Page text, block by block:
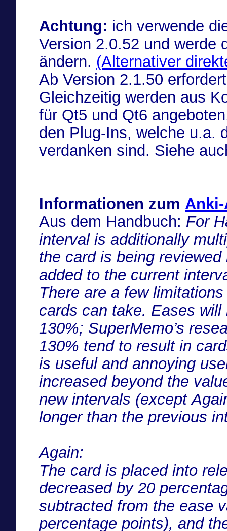
Achtung: ich verwende
Version 2.0.52 und werde
ändern. (Alternativer
Ab Version 2.1.50
Gleichzeitig werden aus
für Qt5 und Qt6
den Plug-Ins, welche u.a.
verdanken sind. Siehe
Informationen zum
Aus dem Handbuch: For
interval is additionally
the card is being
added to the current
There are a few
cards can take. Eases
130%; SuperMemo’s
130% tend to result in
is useful and annoying
increased beyond the
new intervals (except
longer than the previous
Again:
The card is placed into
decreased by 20
subtracted from the ease
percentage points), and